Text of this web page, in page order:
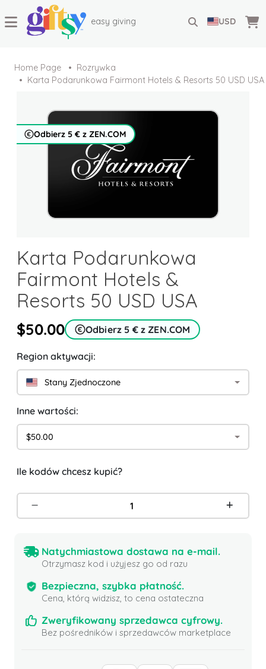
easy giving USD
Home Page
Rozrywka
Karta Podarunkowa Fairmont Hotels & Resorts 50 USD USA
Odbierz 5 € z ZEN.COM
Karta Podarunkowa
Fairmont Hotels &
Resorts 50 USD USA
$50.00 Odbierz 5 € z ZEN.COM
Region aktywacji:
Stany Zjednoczone
Inne wartości:
$50.00
Ile kodów chcesz kupić?
Natychmiastowa dostawa na e-mail.
Otrzymasz kod i użyjesz go od razu
Bezpieczna, szybka płatność.
Cena, którą widzisz, to cena ostateczna
Zweryfikowany sprzedawca cyfrowy.
Bez pośredników i sprzedawców marketplace